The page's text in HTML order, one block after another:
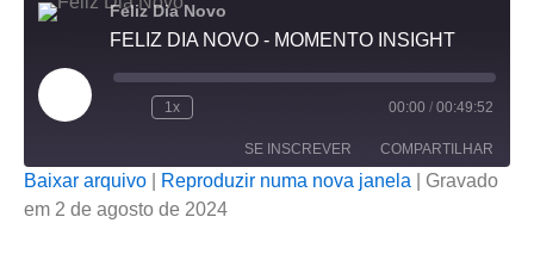
Feliz Dia Novo
FELIZ DIA NOVO - MOMENTO INSIGHT
Reproduzir
episódio
1x 00:00 / 00:49:52
SE INSCREVER COMPARTILHAR
COMPARTILHAR
Baixar arquivo Reproduzir numa nova janela
Gravado
em 2 de agosto de 2024